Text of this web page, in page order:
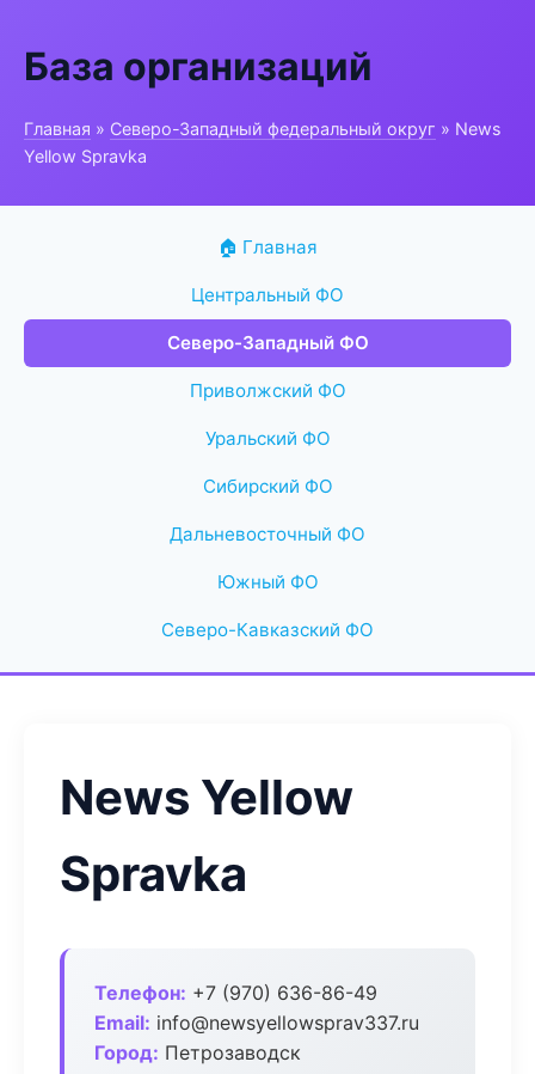
База организаций
Главная » Северо-Западный федеральный округ » News
Yellow Spravka
🏠 Главная
Центральный ФО
Северо-Западный ФО
Приволжский ФО
Уральский ФО
Сибирский ФО
Дальневосточный ФО
Южный ФО
Северо-Кавказский ФО
News Yellow
Spravka
Телефон: +7 (970) 636-86-49
Email: info@newsyellowsprav337.ru
Город: Петрозаводск